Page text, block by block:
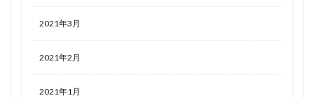
2021年3月
2021年2月
2021年1月